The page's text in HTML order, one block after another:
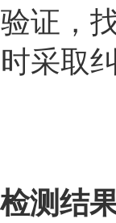
证，
采取
测结